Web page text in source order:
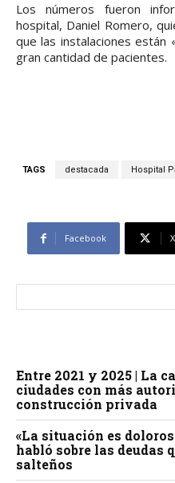
Los números fueron
hospital, Daniel Romero,
que las instalaciones están
gran cantidad de pacientes.
TAGS destacada Hospital
Facebook X
Entre 2021 y 2025 | La
ciudades con más
construcción privada
«La situación es
habló sobre las deudas
salteños